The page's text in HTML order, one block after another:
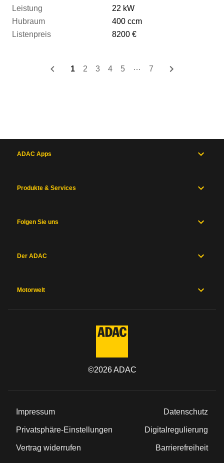
22 kW
400 ccm
8200 €
1 2 3 4 5 … 7
ADAC Apps
Produkte & Services
Folgen Sie uns
Der ADAC
Motorwelt
©2026ADAC
Impressum Datenschutz
Privatsphäre-Einstellungen Digitalregulierung
Vertrag widerrufen Barrierefreiheit